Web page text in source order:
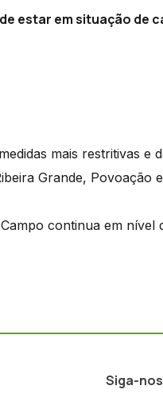
estar em situação de
mais restritivas
Grande, Povoação
continua em nível
Siga-